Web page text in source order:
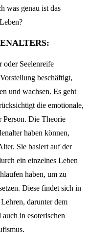
was genau ist das
oder Seelenreife
beschäftigt,
und wachsen. Es geht
die emotionale,
Person. Die Theorie
haben können,
Sie basiert auf der
ein einzelnes Leben
haben, um zu
Diese findet sich in
darunter dem
in esoterischen